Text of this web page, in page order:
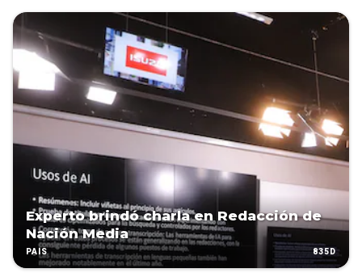
Experto brindó charla en Redacción de
Nación Media
PAÍS 835D